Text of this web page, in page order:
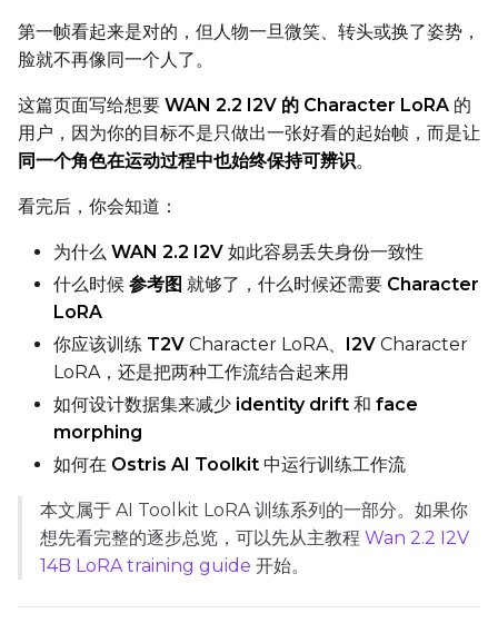
TARGET
Linear Rank
SAVE
Data Type
Save Every
Max Step Saves to Keep
TRAINING
第一帧看起来是对的，但人物一旦微笑、转头或换了姿势，
脸就不再像同一个人了。
这篇页面写给想要 WAN 2.2 I2V 的 Character LoRA 的
用户，因为你的目标不是只做出一张好看的起始帧，而是让
同一个角色在运动过程中也始终保持可辨识。
看完后，你会知道：
为什么 WAN 2.2 I2V 如此容易丢失身份一致性
什么时候 参考图 就够了，什么时候还需要 Character
LoRA
你应该训练 T2V Character LoRA、 I2V Character
LoRA，还是把两种工作流结合起来用
如何设计数据集来减少 identity drift 和 face
morphing
如何在 Ostris AI Toolkit 中运行训练工作流
本文属于 AI Toolkit LoRA 训练系列的一部分。如果你
想先看完整的逐步总览，可以先从主教程 Wan 2.2 I2V
14B LoRA training guide 开始。